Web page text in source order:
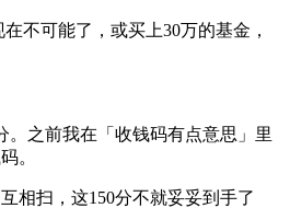
不可能了，或买上30万的基金，
。之前我在「收钱码有点意思」里
。
相扫，这150分不就妥妥到手了